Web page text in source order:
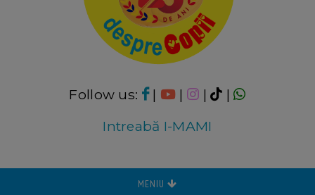
Follow us: | | |
|
Intreabă I-MAMI
MENIU